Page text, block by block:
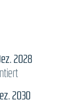
2028
2030